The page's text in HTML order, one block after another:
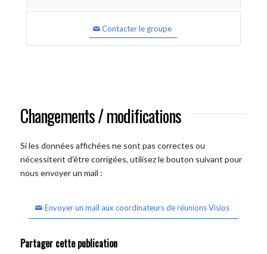
Contacter le groupe
Changements / modifications
Si les données affichées ne sont pas correctes ou
nécessitent d'être corrigées, utilisez le bouton suivant pour
nous envoyer un mail :
Envoyer un mail aux coordinateurs de réunions Visios
Partager cette publication